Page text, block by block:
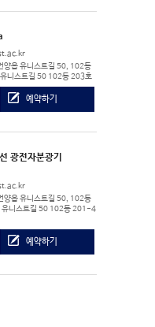
읍 유니스트길 50, 102동
니스트길 50 102동 203호
예약하기
광전자분광기
읍 유니스트길 50, 102동
유니스트길 50 102동 201-4
예약하기